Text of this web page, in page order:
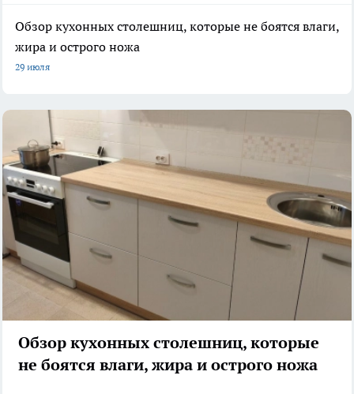
Обзор кухонных столешниц, которые не боятся влаги,
жира и острого ножа
29 июля
Обзор кухонных столешниц, которые
не боятся влаги, жира и острого ножа